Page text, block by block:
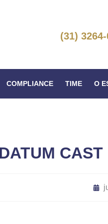
(31)
COMPLIANCE TIME O